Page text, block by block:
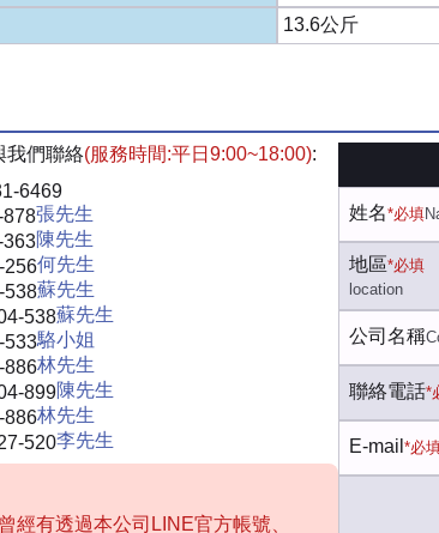
13.6公斤
我們聯絡(服務時間:平日9:00~18:00):
6469
878張先生
363陳先生
256何先生
538蘇先生
538蘇先生
533駱小姐
886林先生
899陳先生
886林先生
520李先生
經有透過本公司LINE官方帳號、
姓名*必填
地區*必填
location
公司名稱
聯絡電話*
E-mail *必